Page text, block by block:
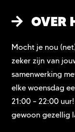
OVER
Mocht je nou
zeker zijn van
samenwerking
elke woensdag
21:00 – 22:00
gewoon gezellig